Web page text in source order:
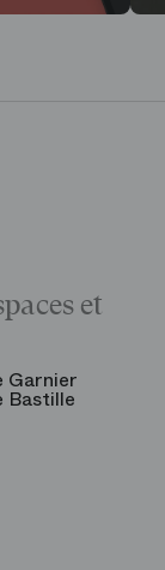
et
Garnier
Bastille